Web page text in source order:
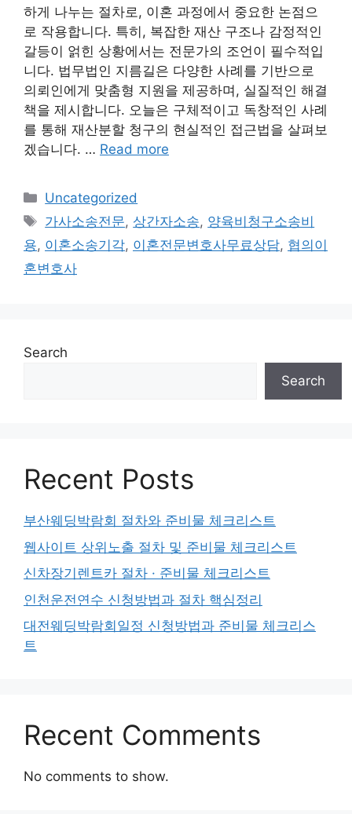
하게 나누는 절차로, 이혼 과정에서 중요한 논점으
로 작용합니다. 특히, 복잡한 재산 구조나 감정적인
갈등이 얽힌 상황에서는 전문가의 조언이 필수적입
니다. 법무법인 지름길은 다양한 사례를 기반으로
의뢰인에게 맞춤형 지원을 제공하며, 실질적인 해결
책을 제시합니다. 오늘은 구체적이고 독창적인 사례
를 통해 재산분할 청구의 현실적인 접근법을 살펴보
겠습니다. … Read more
Categories
Uncategorized
Tags
가사소송전문, 상간자소송, 양육비청구소송비
용, 이혼소송기각, 이혼전문변호사무료상담, 협의이
혼변호사
Search
Search
Recent Posts
부산웨딩박람회 절차와 준비물 체크리스트
웹사이트 상위노출 절차 및 준비물 체크리스트
신차장기렌트카 절차 · 준비물 체크리스트
인천운전연수 신청방법과 절차 핵심정리
대전웨딩박람회일정 신청방법과 준비물 체크리스
트
Recent Comments
No comments to show.